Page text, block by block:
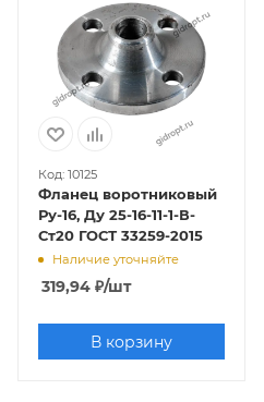
Код: 10125
Фланец воротниковый
Ру-16, Ду 25-16-11-1-В-
Ст20 ГОСТ 33259-2015
Наличие уточняйте
319,94 ₽/шт
В корзину